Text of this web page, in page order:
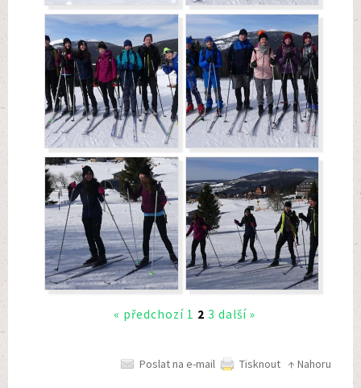
« předchozí 1 2 3 další »
Poslat na e-mail Tisknout ↑ Nahoru